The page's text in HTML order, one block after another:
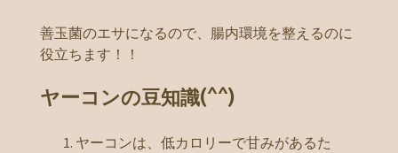
善玉菌のエサになるので、腸内環境を整えるのに
役立ちます！！
ヤーコンの豆知識(^^)
ヤーコンは、低カロリーで甘みがあるた